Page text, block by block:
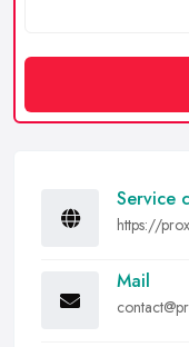
Service
https://
Mail